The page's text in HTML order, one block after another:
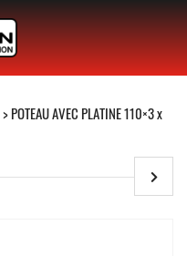
> POTEAU AVEC PLATINE 110×3 x